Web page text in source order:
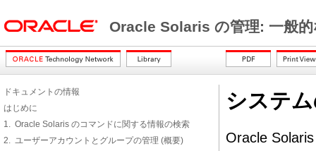
Oracle Solaris の管理: 一般
ドキュメントの情報
はじめに
1. Oracle Solaris のコマンドに関する情報の検索
2. ユーザーアカウントとグループの管理 (概要)
システ
Oracle